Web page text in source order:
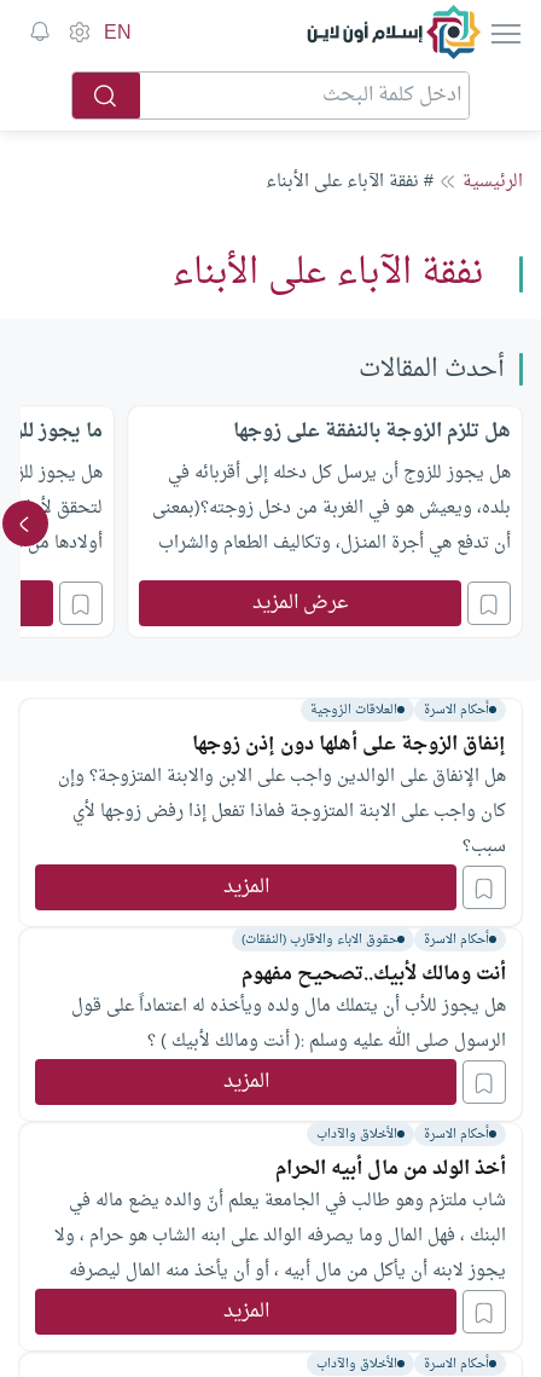
إسلام أون لاين EN
الرئيسية # نفقة الآباء على الأبناء
نفقة الآباء على الأبناء
أحدث المقالات
هل تلزم الزوجة بالنفقة على زوجها
هل يجوز للزوج أن يرسل كل دخله إلى أقربائه في
بلده، ويعيش هو في الغربة من دخل زوجته؟(بمعنى
أن تدفع هي أجرة المنـزل، وتكاليف الطعام والشراب
واللباس،…إلخ).
عرض المزيد
ما يجوز
هل يجوز
لتحقق
أولادها من
أحكام الاسرة العلاقات الزوجية
إنفاق الزوجة على أهلها دون إذن زوجها
هل الإنفاق على الوالدين واجب على الابن والابنة المتزوجة؟ وإن
كان واجب على الابنة المتزوجة فماذا تفعل إذا رفض زوجها لأي
سبب؟
المزيد
أحكام الاسرة حقوق الاباء والاقارب (النفقات)
أنت ومالك لأبيك..تصحيح مفهوم
هل يجوز للأب أن يتملك مال ولده ويأخذه له اعتماداً على قول
الرسول صلى الله عليه وسلم :( أنت ومالك لأبيك ) ؟
المزيد
أحكام الاسرة الأخلاق والآداب
أخذ الولد من مال أبيه الحرام
شاب ملتزم وهو طالب في الجامعة يعلم أنّ والده يضع ماله في
البنك ، فهل المال وما يصرفه الوالد على ابنه الشاب هو حرام ، ولا
يجوز لابنه أن يأكل من مال أبيه ، أو أن يأخذ منه المال ليصرفه
لقضاء حوائجه ؟ وجزاكم الله خيراً.المزيد
أحكام الاسرة الأخلاق والآداب